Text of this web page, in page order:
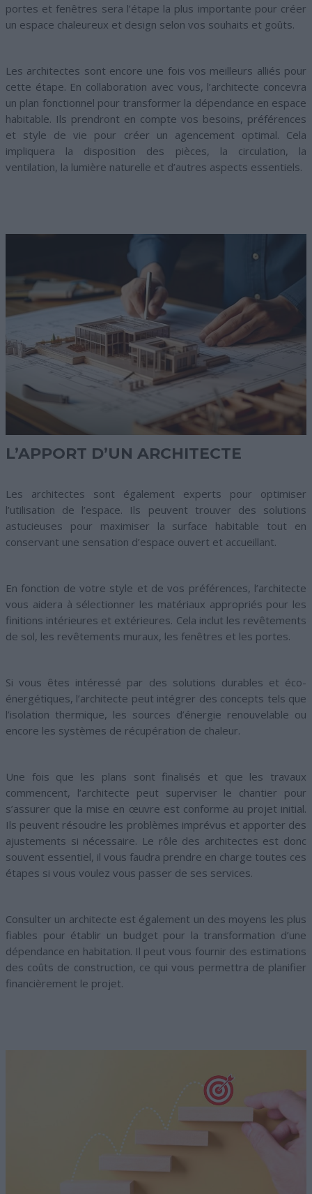
portes et fenêtres sera l’étape la plus importante pour créer
un espace chaleureux et design selon vos souhaits et goûts.
Les architectes sont encore une fois vos meilleurs alliés pour
cette étape. En collaboration avec vous, l’architecte concevra
un plan fonctionnel pour transformer la dépendance en espace
habitable. Ils prendront en compte vos besoins, préférences
et style de vie pour créer un agencement optimal. Cela
impliquera la disposition des pièces, la circulation, la
ventilation, la lumière naturelle et d’autres aspects essentiels.
L’APPORT D’UN ARCHITECTE
Les architectes sont également experts pour optimiser
l’utilisation de l’espace. Ils peuvent trouver des solutions
astucieuses pour maximiser la surface habitable tout en
conservant une sensation d’espace ouvert et accueillant.
En fonction de votre style et de vos préférences, l’architecte
vous aidera à sélectionner les matériaux appropriés pour les
finitions intérieures et extérieures. Cela inclut les revêtements
de sol, les revêtements muraux, les fenêtres et les portes.
Si vous êtes intéressé par des solutions durables et éco-
énergétiques, l’architecte peut intégrer des concepts tels que
l’isolation thermique, les sources d’énergie renouvelable ou
encore les systèmes de récupération de chaleur.
Une fois que les plans sont finalisés et que les travaux
commencent, l’architecte peut superviser le chantier pour
s’assurer que la mise en œuvre est conforme au projet initial.
Ils peuvent résoudre les problèmes imprévus et apporter des
ajustements si nécessaire. Le rôle des architectes est donc
souvent essentiel, il vous faudra prendre en charge toutes ces
étapes si vous voulez vous passer de ses services.
Consulter un architecte est également un des moyens les plus
fiables pour établir un budget pour la transformation d’une
dépendance en habitation. Il peut vous fournir des estimations
des coûts de construction, ce qui vous permettra de planifier
financièrement le projet.